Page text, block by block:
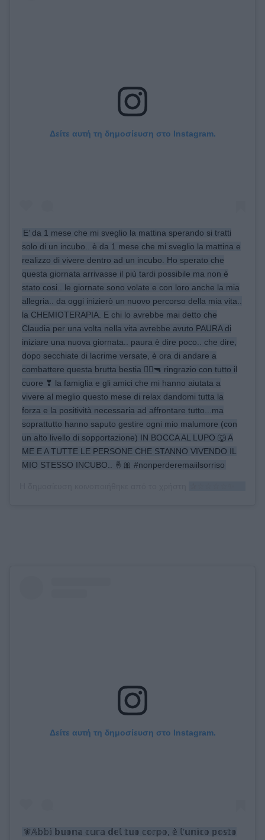
Δείτε αυτή τη δημοσίευση στο Instagram.
E’ da 1 mese che mi sveglio la mattina sperando si tratti
solo di un incubo.. è da 1 mese che mi sveglio la mattina e
realizzo di vivere dentro ad un incubo. Ho sperato che
questa giornata arrivasse il più tardi possibile ma non è
stato cosi.. le giornate sono volate e con loro anche la mia
allegria.. da oggi inizierò un nuovo percorso della mia vita..
la CHEMIOTERAPIA. E chi lo avrebbe mai detto che
Claudia per una volta nella vita avrebbe avuto PAURA di
iniziare una nuova giornata.. paura è dire poco.. che dire,
dopo secchiate di lacrime versate, è ora di andare a
combattere questa brutta bestia 🧟‍♂️🔫 ringrazio con tutto il
cuore ❣ la famiglia e gli amici che mi hanno aiutata a
vivere al meglio questo mese di relax dandomi tutta la
forza e la positività necessaria ad affrontare tutto...ma
soprattutto hanno saputo gestire ogni mio malumore (con
un alto livello di sopportazione) IN BOCCA AL LUPO 🐺 A
ME E A TUTTE LE PERSONE CHE STANNO VIVENDO IL
MIO STESSO INCUBO.. 🤞🎀 #nonperderemaiilsorriso
Δείτε αυτή τη δημοσίευση στο Instagram.
🧚𝔸𝕓𝕓𝕚 𝕓𝕦𝕠𝕟𝕒 𝕔𝕦𝕣𝕒 𝕕𝕖𝕝 𝕥𝕦𝕠 𝕔𝕠𝕣𝕡𝕠, 𝕖̀ 𝕝’𝕦𝕟𝕚𝕔𝕠 𝕡𝕠𝕤𝕥𝕠